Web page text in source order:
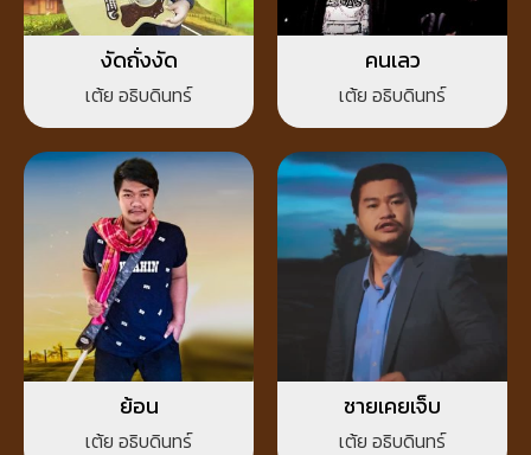
งัดถั่งงัด
เต้ย อธิบดินทร์
คนเลว
เต้ย อธิบดินทร์
ย้อน
เต้ย อธิบดินทร์
ชายเคยเจ็บ
เต้ย อธิบดินทร์